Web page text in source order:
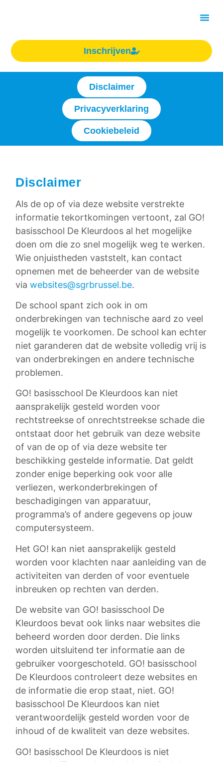
Inschrijven
Disclaimer
Privacyverklaring
Cookiebeleid
Disclaimer
Als de op of via deze website verstrekte
informatie tekortkomingen vertoont, zal GO!
basisschool De Kleurdoos al het mogelijke
doen om die zo snel mogelijk weg te werken.
Wie onjuistheden vaststelt, kan contact
opnemen met de beheerder van de website
viawebsites@sgrbrussel.be.
De school spant zich ook in om
onderbrekingen van technische aard zo veel
mogelijk te voorkomen. De school kan echter
niet garanderen dat de website volledig vrij is
van onderbrekingen en andere technische
problemen.
GO! basisschool De Kleurdoos kan niet
aansprakelijk gesteld worden voor
rechtstreekse of onrechtstreekse schade die
ontstaat door het gebruik van deze website
of van de op of via deze website ter
beschikking gestelde informatie. Dat geldt
zonder enige beperking ook voor alle
verliezen, werkonderbrekingen of
beschadigingen van apparatuur,
programma’s of andere gegevens op jouw
computersysteem.
Het GO! kan niet aansprakelijk gesteld
worden voor klachten naar aanleiding van de
activiteiten van derden of voor eventuele
inbreuken op rechten van derden.
De website van GO! basisschool De
Kleurdoos bevat ook links naar websites die
beheerd worden door derden. Die links
worden uitsluitend ter informatie aan de
gebruiker voorgeschoteld. GO! basisschool
De Kleurdoos controleert deze websites en
de informatie die erop staat, niet. GO!
basisschool De Kleurdoos kan niet
verantwoordelijk gesteld worden voor de
inhoud of de kwaliteit van deze websites.
GO! basisschool De Kleurdoos is niet